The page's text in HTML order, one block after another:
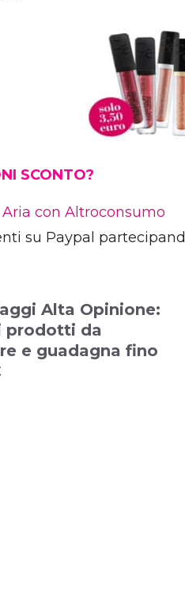
SCONTO?
con Altroconsumo
su Paypal
Alta Opinione:
prodotti da
e guadagna fino